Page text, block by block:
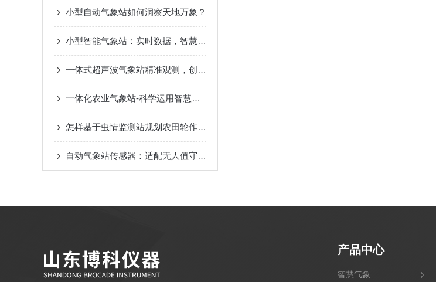
小型自动气象站如何洞察天地万象？
小型智能气象站：实时数据，智慧气象新选择
一体式超声波气象站精准观测，创造智慧气象
一体化农业气象站-科学运用智慧气象2023已更新（热点|要闻）
怎样基于虫情监测站规划农田轮作制度?
自动气象站传感器：适配无人值守站点，全天候自动采集数据
产品中心
智慧气象